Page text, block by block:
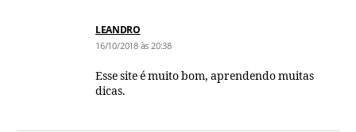
LEANDRO
16/10/2018 às 20:38
Esse site é muito bom, aprendendo muitas
dicas.